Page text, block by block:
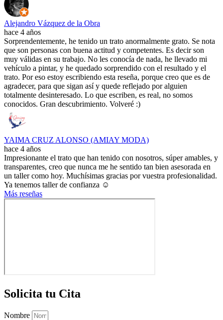
Alejandro Vázquez de la Obra
hace 4 años
Sorprendentemente, he tenido un trato anormalmente grato. Se nota
que son personas con buena actitud y competentes. Es decir son
muy válidas en su trabajo. No les conocía de nada, he llevado mi
vehículo a pintar, y he quedado sorprendido con el resultado y el
trato. Por eso estoy escribiendo esta reseña, porque creo que es de
agradecer, para que sigan así y quede reflejado por alguien
totalmente desinteresado. Lo que escriben, es real, no somos
conocidos. Gran descubrimiento. Volveré :)
YAIMA CRUZ ALONSO (AMIAY MODA)
hace 4 años
Impresionante el trato que han tenido con nosotros, súper amables, y
transparentes, creo que nunca me he sentido tan bien asesorada en
un taller como hoy. Muchísimas gracias por vuestra profesionalidad.
Ya tenemos taller de confianza ☺️
Más reseñas
Solicita tu Cita
Nombre